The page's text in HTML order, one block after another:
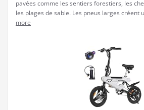
pavées comme les sentiers forestiers, les
les plages de sable. Les pneus larges créent
more